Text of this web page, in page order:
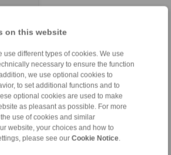
on this website
use different types of cookies. We use
necessary to ensure the function
we use optional cookies to
to set additional functions and to
optional cookies are used to make
as pleasant as possible. For more
use of cookies and similar
website, your choices and how to
please see our Cookie Notice.
GmbH